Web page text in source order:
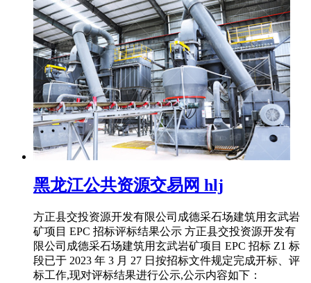
黑龙江公共资源交易网 hlj
方正县交投资源开发有限公司成德采石场建筑用玄武岩
矿项目 EPC 招标评标结果公示 方正县交投资源开发有
限公司成德采石场建筑用玄武岩矿项目 EPC 招标 Z1 标
段已于 2023 年 3 月 27 日按招标文件规定完成开标、评
标工作,现对评标结果进行公示,公示内容如下：